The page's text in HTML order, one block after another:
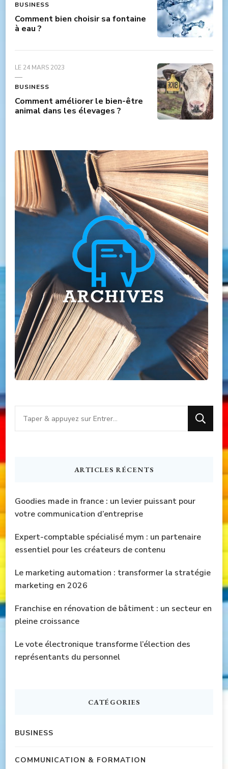
BUSINESS
Comment bien choisir sa fontaine
à eau ?
LE 24 MARS 2023
BUSINESS
Comment améliorer le bien-être
animal dans les élevages ?
Vous
recherchiez
ARTICLES RÉCENTS
Goodies made in france : un levier puissant pour
votre communication d’entreprise
Expert-comptable spécialisé mym : un partenaire
essentiel pour les créateurs de contenu
Le marketing automation : transformer la stratégie
marketing en 2026
Franchise en rénovation de bâtiment : un secteur en
pleine croissance
Le vote électronique transforme l’élection des
représentants du personnel
CATÉGORIES
BUSINESS
COMMUNICATION & FORMATION